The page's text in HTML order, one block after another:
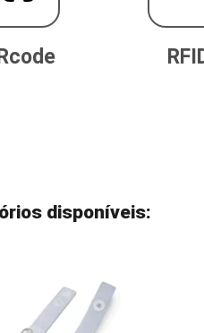
disponíveis: